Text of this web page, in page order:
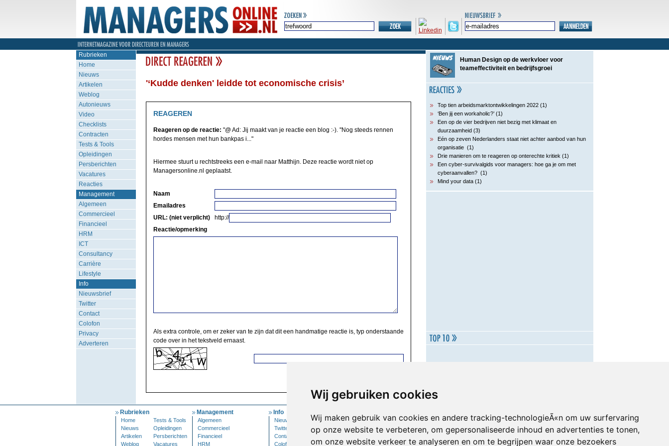
Wij gebruiken cookies
Wij maken gebruik van cookies en andere tracking-technologieÃ«n om uw surfervaring
op onze website te verbeteren, om gepersonaliseerde inhoud en advertenties te tonen,
om onze website verkeer te analyseren en om te begrijpen waar onze bezoekers
Rubrieken
Home
Nieuws
Artikelen
Weblog
Autonieuws
Video
Checklists
Contracten
Tests & Tools
Opleidingen
Persberichten
Vacatures
Reacties
Management
Algemeen
Commercieel
Financieel
HRM
ICT
Consultancy
Carrière
Lifestyle
Info
Nieuwsbrief
Twitter
Contact
Colofon
Privacy
Adverteren
'‘Kudde denken' leidde tot economische crisis’
REAGEREN
Reageren op de reactie: "@ Ad: Jij maakt van je reactie een blog :-). ''Nog steeds rennen
hordes mensen met hun bankpas i..."
Hiermee stuurt u rechtstreeks een e-mail naar Matthijn. Deze reactie wordt niet op
Managersonline.nl geplaatst.
Naam
Emailadres
URL: (niet verplicht)
http://
Reactie/opmerking
Als extra controle, om er zeker van te zijn dat dit een handmatige reactie is, typ onderstaande
code over in het tekstveld ernaast.
Human Design op de werkvloer voor
teameffectiviteit en bedrijfsgroei
Top tien arbeidsmarktontwikkelingen 2022 (1)
‘Ben jij een workaholic?’ (1)
Een op de vier bedrijven niet bezig met klimaat en
duurzaamheid (3)
Eén op zeven Nederlanders staat niet achter aanbod van hun
organisatie (1)
Drie manieren om te reageren op onterechte kritiek (1)
Een cyber-survivalgids voor managers: hoe ga je om met
cyberaanvallen? (1)
Mind your data (1)
Rubrieken
Home
Tests & Tools
Nieuws
Opleidingen
Artikelen
Persberichten
Weblog
Vacatures
Management
Algemeen
Commercieel
Financieel
HRM
Info
Nieuwsbrief
Twitter
Contact
Colofon
Inloggen